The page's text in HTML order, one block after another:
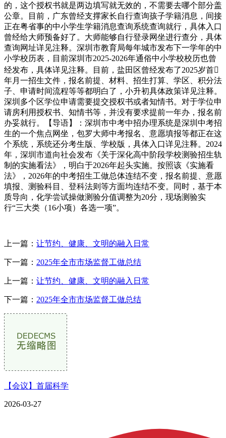
的，这个授权书就是两边填写就无效的，不需要去哪个部分盖
公章。目前，广东曾经支撑家长自行查询孩子学籍消息，间接
正在粤省事的中小学生学籍消息查询系统查询就行，具体入口
曾经给大师预备好了。大师能够自行登录网坐进行查分，具体
查询网址详见注释。深圳市教育局每年城市发布下一学年的中
小学校历表，目前深圳市2025-2026年通俗中小学校校历也曾
经发布，具体详见注释。目前，盐田区曾经发布了2025岁首
年月一招生文件，报名前提、材料、招生打算、学区、积分法
子、申请时间流程等等都明白了，小升初具体政策详见注释。
深圳多个区学位申请需要提交授权书或者知情书。对于学位申
请房利用授权书、知情书等，并没有要求提前一年办，报名前
办妥就行。【导语】：深圳市中考中招办理系统是深圳中考招
生的一个焦点网坐，包罗大师中考报名、意愿填报等都正在这
个系统，系统还分考生版、学校版，具体入口详见注释。2024
年，深圳市道向社会发布《关于深化高中阶段学校测验招生轨
制的实施看法》，明白于2026年起头实施。按照该《实施看
法》，2026年的中考招生工做总体连结不变，报名前提、意愿
填报、测验科目、登科法则等方面均连结不变。同时，基于本
质导向，化学尝试操做测验分值调整为20分，现场测验实
行“三大类（16小项）各选一项”。
上一篇： 让节约、健康、文明的融入日常
下一篇： 2025年全市市场监督工做总结
上一篇： 让节约、健康、文明的融入日常
下一篇： 2025年全市市场监督工做总结
【会议】首届科学
2026-03-27